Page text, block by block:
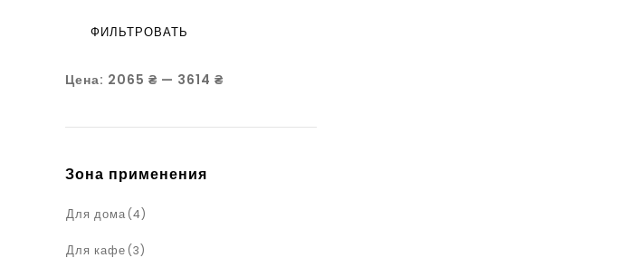
ФИЛЬТРОВАТЬ
Цена: 2065 ₴ — 3614 ₴
Зона применения
Для дома(4)
Для кафе (3)